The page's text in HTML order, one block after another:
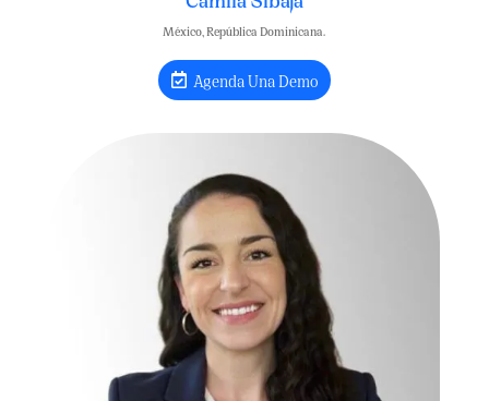
México, República Dominicana.
Agenda Una Demo